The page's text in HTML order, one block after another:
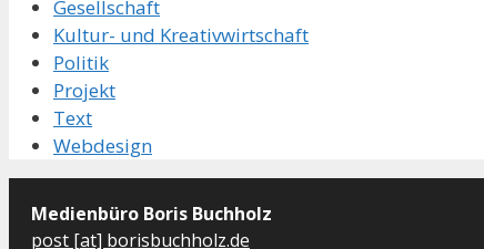
Gesellschaft
Kultur- und Kreativwirtschaft
Politik
Projekt
Text
Webdesign
Medienbüro Boris Buchholz
post [at] borisbuchholz.de